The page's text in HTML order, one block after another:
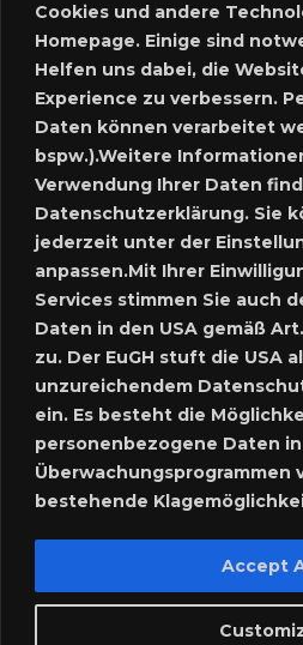
Cookies und andere
Homepage. Einige sind
Helfen uns dabei, die
Experience zu verbessern.
Daten können verarbeitet
bspw.).Weitere
Verwendung Ihrer Daten
Datenschutzerklärung. Sie
jederzeit unter der
anpassen.Mit Ihrer
Services stimmen Sie auch
Daten in den USA gemäß
zu. Der EuGH stuft die USA
unzureichendem
ein. Es besteht die
personenbezogene Daten in
Überwachungsprogrammen
bestehende
Accept
Meine Inserate
Neues Inserat schalten
Marktplatz – Registrierung
SUCHE
SPRACHE: